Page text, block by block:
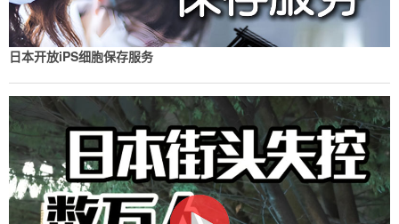
日本开放iPS细胞保存服务